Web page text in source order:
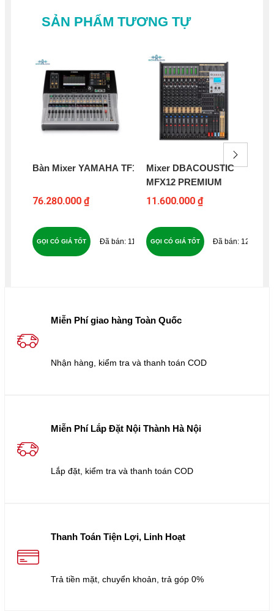
SẢN PHẨM TƯƠNG TỰ
Bàn Mixer YAMAHA TF1
76.280.000 ₫
113
GỌI CÓ GIÁ TỐT
Mixer DBACOUSTIC
MFX12 PREMIUM
11.600.000 ₫
122
GỌI CÓ GIÁ TỐT
Miễn Phí giao hàng Toàn Quốc
Nhận hàng, kiểm tra và thanh toán COD
Miễn Phí Lắp Đặt Nội Thành Hà Nội
Lắp đặt, kiểm tra và thanh toán COD
Thanh Toán Tiện Lợi, Linh Hoạt
Trả tiền mặt, chuyển khoản, trả góp 0%